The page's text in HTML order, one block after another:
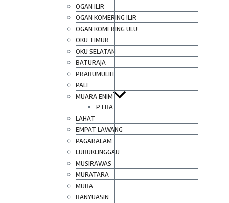
OGAN ILIR
OGAN KOMERING ILIR
OGAN KOMERING ULU
OKU TIMUR
OKU SELATAN
BATURAJA
PRABUMULIH
PALI
MUARA ENIM
PTBA
LAHAT
EMPAT LAWANG
PAGARALAM
LUBUKLINGGAU
MUSIRAWAS
MURATARA
MUBA
BANYUASIN